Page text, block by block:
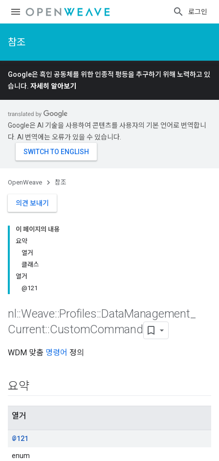
로그인
참조
Google은 흑인 공동체를 위한 인종적 평등을 추구하기 위해 노력하고 있
습니다. 자세히 알아보기
Google은 AI 기술을 사용하여 콘텐츠를 사용자의 기본 언어로 번역합니
다. AI 번역에는 오류가 있을 수 있습니다.
OpenWeave 참조
의견 보내기
이 페이지의 내용
요약
열거
클래스
열거
@121
nl ::Weave::Profiles::DataManagement
Current::CustomCommand
WDM 맞춤 명령어 정의
요약
열거
@121
enum